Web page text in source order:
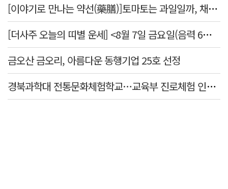
[이야기로 만나는 약선(藥膳)]토마토는 과일일까, 채소일까
[더사주 오늘의 띠별 운세] <8월 7일 금요일(음력 6월25일)>
금오산 금오리, 아름다운 동행기업 25호 선정
경북과학대 전통문화체험학교…교육부 진로체험 인증기관 선정